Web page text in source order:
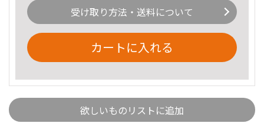
受け取り方法・送料について
カートに入れる
欲しいものリストに追加